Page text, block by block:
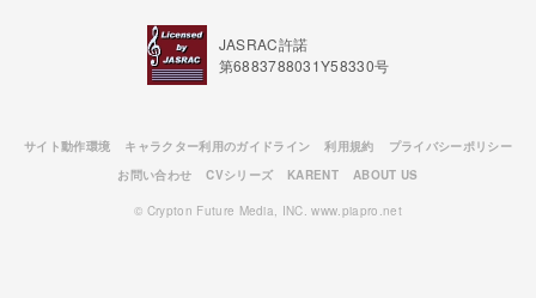
JASRAC許諾
第6883788031Y58330号
サイト動作環境 キャラクター利用のガイドライン 利用規約
プライバシーポリシー
お問い合わせ
CVシリーズ KARENT ABOUT US
© Crypton Future Media, INC. www.piapro.net